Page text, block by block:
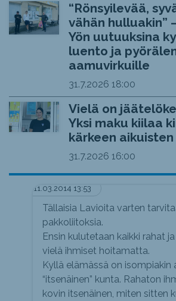
“Rönsyilevää,
vähän hulluakin”
Yön uutuuksina
luento ja
aamuvirkuille
31.7.2026 18:00
Vielä on
Yksi maku kiilaa
kärkeen
31.7.2026 16:00
11.03.2014 13:53
Tällaisia Lavioita varten
pakkoliitoksia.
Ensin kulutetaan kaikki rahat
vielä ihmiset hoitamatta.
Kyllä elämässä on isompiakin
“itsenäinen” kunta. Rahaton
kovin itsenäinen, miten sitten